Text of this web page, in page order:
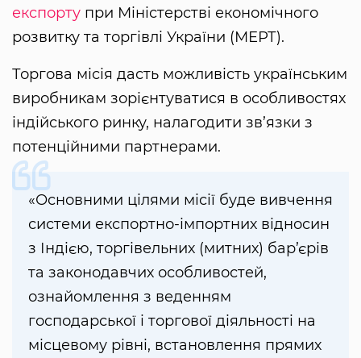
експорту при Міністерстві економічного
розвитку та торгівлі України (МЕРТ).
Торгова місія дасть можливість українським
виробникам зорієнтуватися в особливостях
індійського ринку, налагодити зв’язки з
потенційними партнерами.
«Основними цілями місії буде вивчення
системи експортно-імпортних відносин
з Індією, торгівельних (митних) бар’єрів
та законодавчих особливостей,
ознайомлення з веденням
господарської і торгової діяльності на
місцевому рівні, встановлення прямих